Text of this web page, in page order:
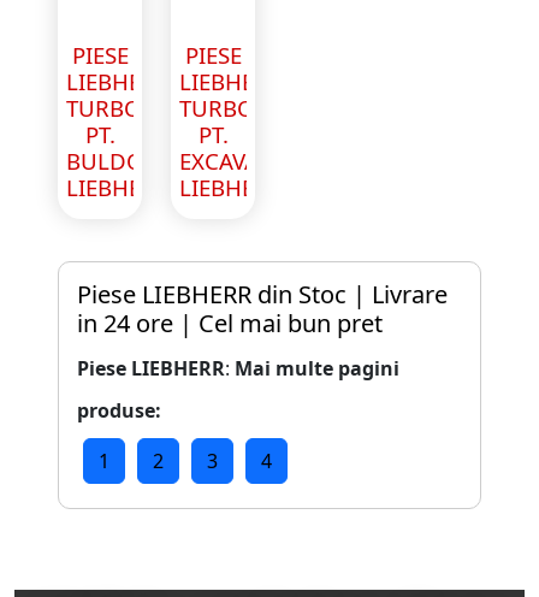
PIESE
LIEBHERR
TURBOSFULANTA
PT.
BULDOZER
LIEBHERR
PIESE
LIEBHERR
TURBOSFULANTA
PT.
EXCAVATOR
LIEBHERR
Piese LIEBHERR din Stoc | Livrare
in 24 ore | Cel mai bun pret
Piese LIEBHERR: Mai multe pagini
produse:
1
2 3 4